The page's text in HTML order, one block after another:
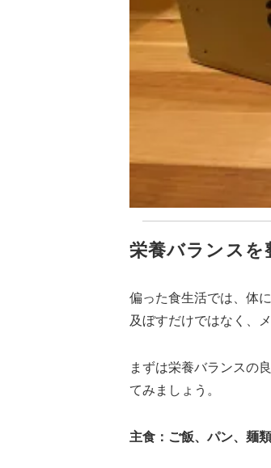
栄養バランスを
偏った食生活では、体
及ぼすだけではなく、
まずは栄養バランスの
てみましょう。
主食：ご飯、パン、麺